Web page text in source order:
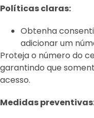
Políticas claras:
Obtenha
adicionar um
Proteja o número do
garantindo que
acesso.
Medidas